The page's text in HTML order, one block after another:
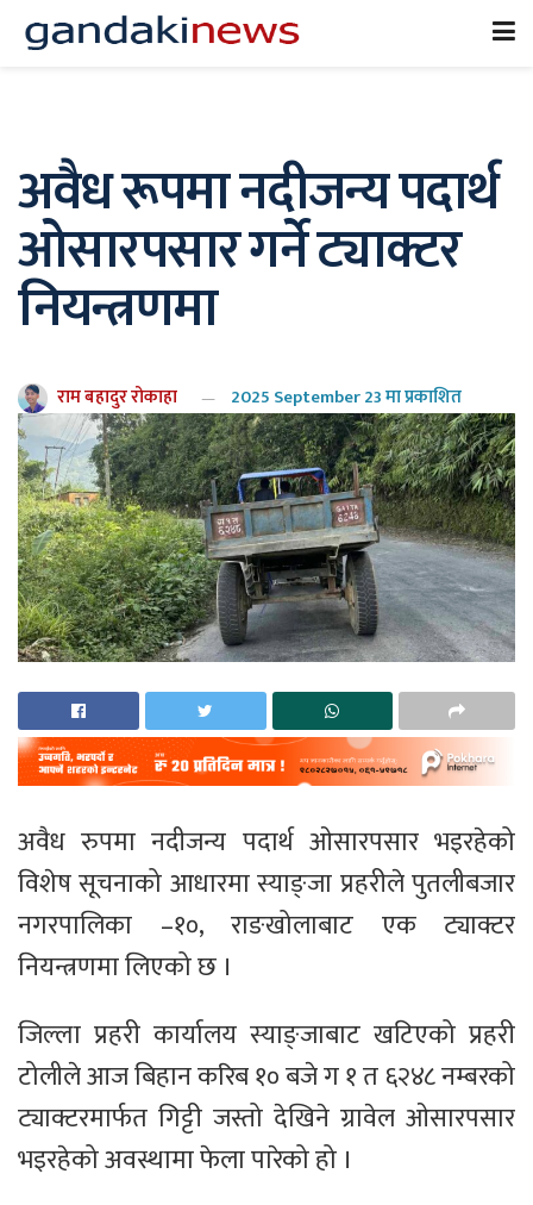
अवैध रूपमा नदीजन्य पदार्थ
ओसारपसार गर्ने ट्याक्टर
नियन्त्रणमा
राम बहादुर रोकाहा 2025 September 23 मा प्रकाशित
अवैध रुपमा नदीजन्य पदार्थ ओसारपसार भइरहेको
विशेष सूचनाको आधारमा स्याङ्जा प्रहरीले पुतलीबजार
नगरपालिका –१०, राङखोलाबाट एक ट्याक्टर
नियन्त्रणमा लिएको छ ।
जिल्ला प्रहरी कार्यालय स्याङ्जाबाट खटिएको प्रहरी
टोलीले आज बिहान करिब १० बजे ग १ त ६२४८ नम्बरको
ट्याक्टरमार्फत गिट्टी जस्तो देखिने ग्रावेल ओसारपसार
भइरहेको अवस्थामा फेला पारेको हो ।